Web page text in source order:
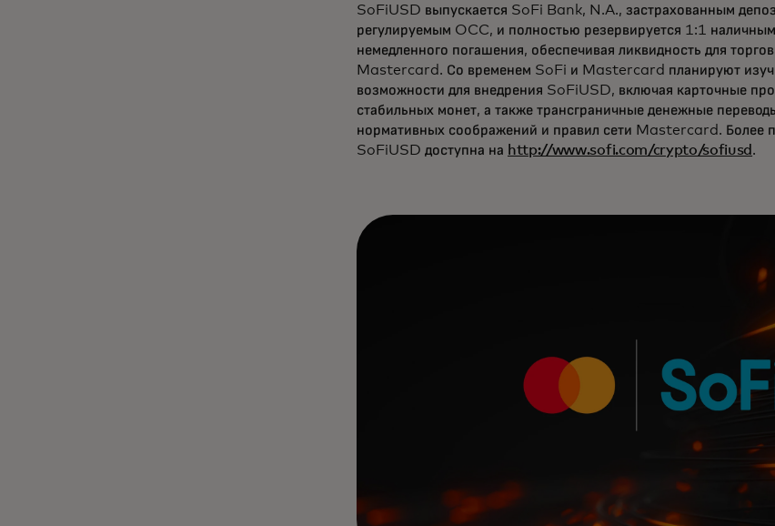
SoFiUSD выпускается SoFi Bank, N.A., застрахованным
регулируемым OCC, и полностью резервируется 1:1
немедленного погашения, обеспечивая ликвидность для
Mastercard. Со временем SoFi и Mastercard планируют
возможности для внедрения SoFiUSD, включая карточные
стабильных монет, а также трансграничные денежные
нормативных соображений и правил сети Mastercard. Более
SoFiUSD доступна на http://www.sofi.com/crypto/sofiusd .